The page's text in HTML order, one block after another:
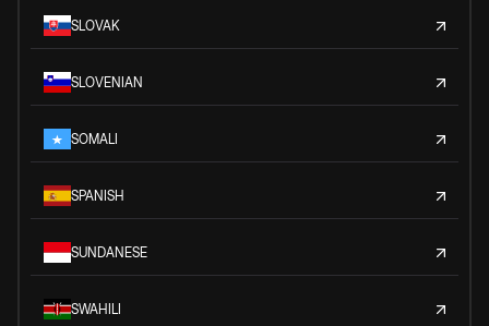
SLOVAK
SLOVENIAN
SOMALI
SPANISH
SUNDANESE
SWAHILI